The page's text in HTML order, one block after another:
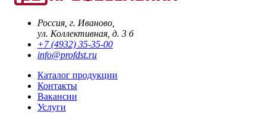
Россия, г. Иваново,
ул. Коллективная, д. 3 б
+7 (4932) 35-35-00
info@profdst.ru
Каталог продукции
Контакты
Вакансии
Услуги